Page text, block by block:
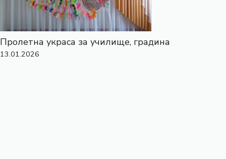
Пролетна украса за училище, градина
13.01.2026